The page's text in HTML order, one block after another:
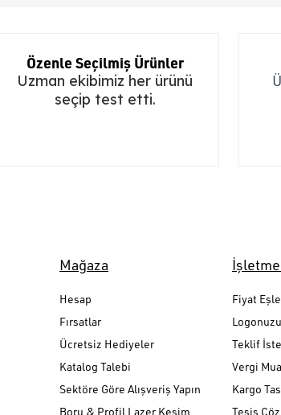
Özenle Seçilmiş Ürünler
Uzman ekibimiz her ürünü
seçip test etti.
Mağaza
Hesap
Fırsatlar
Ücretsiz Hediyeler
Katalog Talebi
Sektöre Göre Alışveriş Yapın
Boru & Profil Lazer Kesim
Fiyat
Teklif
Vergi
Kargo
Tesis